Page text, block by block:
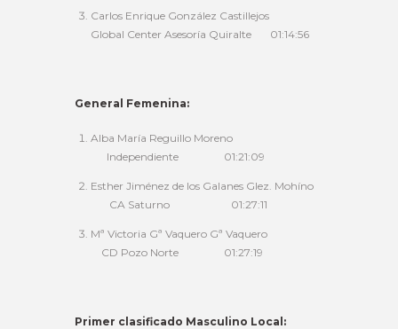
Carlos Enrique González Castillejos
Global Center Asesoría Quiralte 01:14:56
General Femenina:
Alba María Reguillo Moreno
Independiente 01:21:09
Esther Jiménez de los Galanes Glez. Mohíno
CA Saturno 01:27:11
Mª Victoria Gª Vaquero Gª Vaquero
CD Pozo Norte 01:27:19
Primer clasificado Masculino Local: